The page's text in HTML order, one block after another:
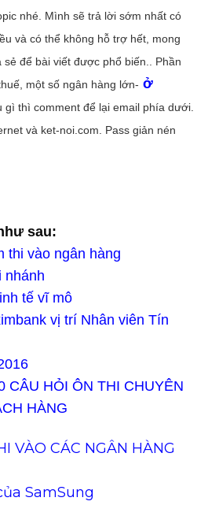
nhé. Mình sẽ trả lời sớm nhất có
và có thể không hỗ trợ hết, mong
để bài viết được phổ biến.. Phần
một số ngân hàng lớn- ở
gì thì comment để lại email phía dưới.
và ket-noi.com. Pass giản nén
sau:
thi vào ngân hàng
nhánh
tế vĩ mô
vị trí Nhân viên Tín
CÂU HỎI ÔN THI CHUYÊN
HÀNG
VÀO CÁC NGÂN HÀNG
SamSung